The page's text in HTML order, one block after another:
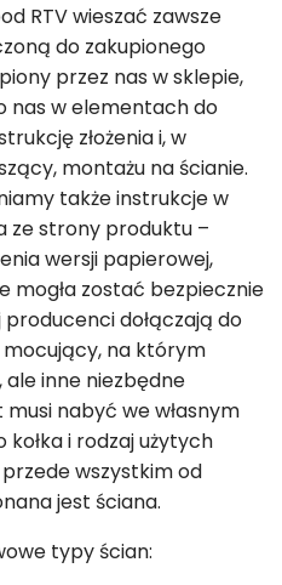
RTV wieszać zawsze
do zakupionego
przez nas w sklepie,
nas w elementach do
złożenia i, w
montażu na ścianie.
także instrukcje w
ze strony produktu –
wersji papierowej,
mogła zostać bezpiecznie
dołączają do
na którym
inne niezbędne
nabyć we własnym
kołka i rodzaj użytych
wszystkim od
jest ściana.
typy ścian: